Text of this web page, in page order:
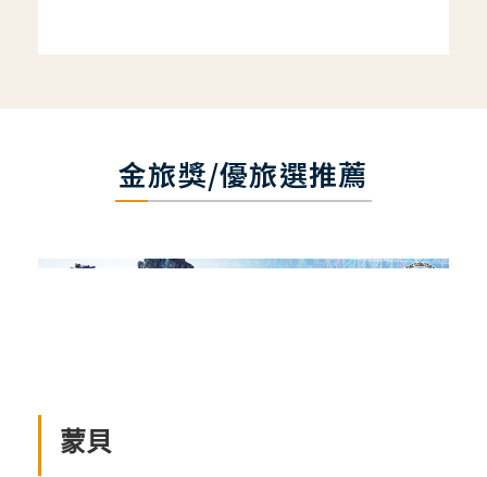
金旅獎/優旅選推薦
蒙貝